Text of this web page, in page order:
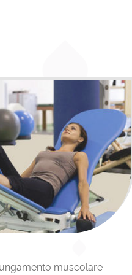
dati
in
di
muscolare